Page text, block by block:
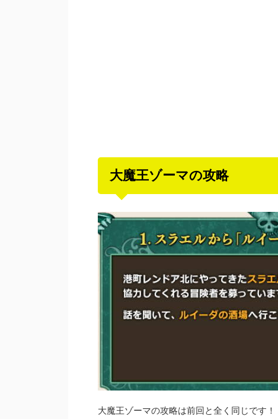
大魔王ゾーマの攻略
大魔王ゾーマの攻略は前回と全く同じです！